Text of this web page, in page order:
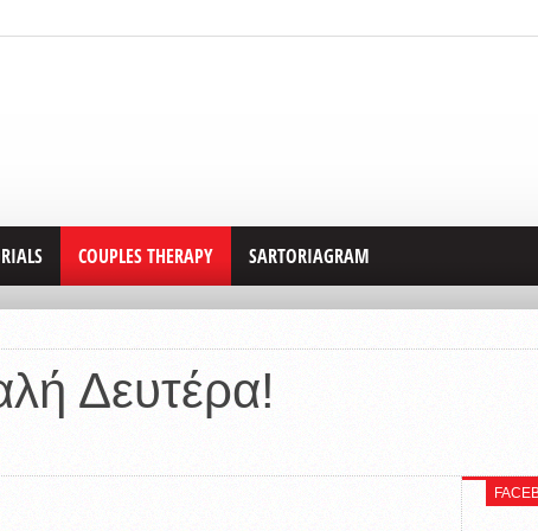
COUPLES THERAPY SARTORIAGRAM
Δευτέρα!